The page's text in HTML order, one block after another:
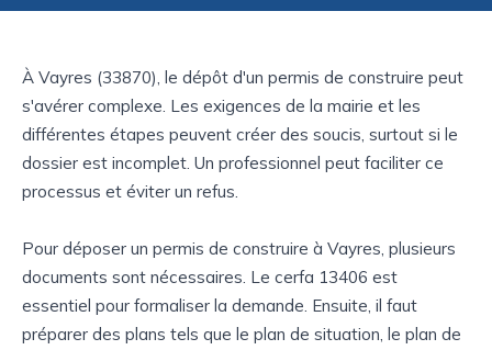
À Vayres (33870), le dépôt d'un permis de construire peut
s'avérer complexe. Les exigences de la mairie et les
différentes étapes peuvent créer des soucis, surtout si le
dossier est incomplet. Un professionnel peut faciliter ce
processus et éviter un refus.
Pour déposer un permis de construire à Vayres, plusieurs
documents sont nécessaires. Le cerfa 13406 est
essentiel pour formaliser la demande. Ensuite, il faut
préparer des plans tels que le plan de situation, le plan de